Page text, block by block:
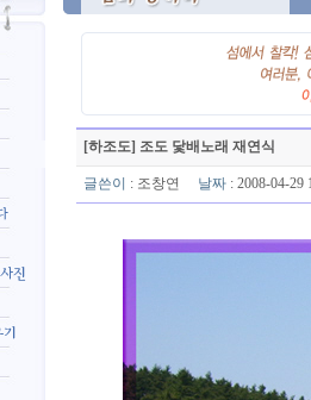
[하조도] 조도 닻배노래 재연식
글쓴이 : 조창연 날짜: 2008-04-